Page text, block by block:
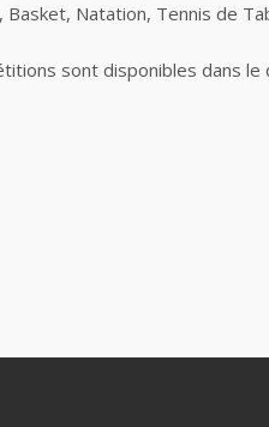
Natation, Tennis de
sont disponibles dans le